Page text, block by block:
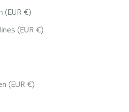
(EUR €)
(EUR €)
(EUR €)